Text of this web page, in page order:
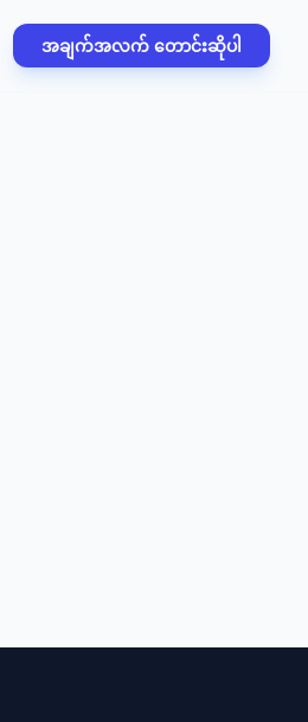
အချက်အလက် တောင်းဆိုပါ